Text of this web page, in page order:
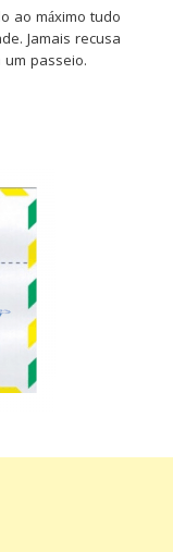
ao máximo tudo
Jamais recusa
passeio.